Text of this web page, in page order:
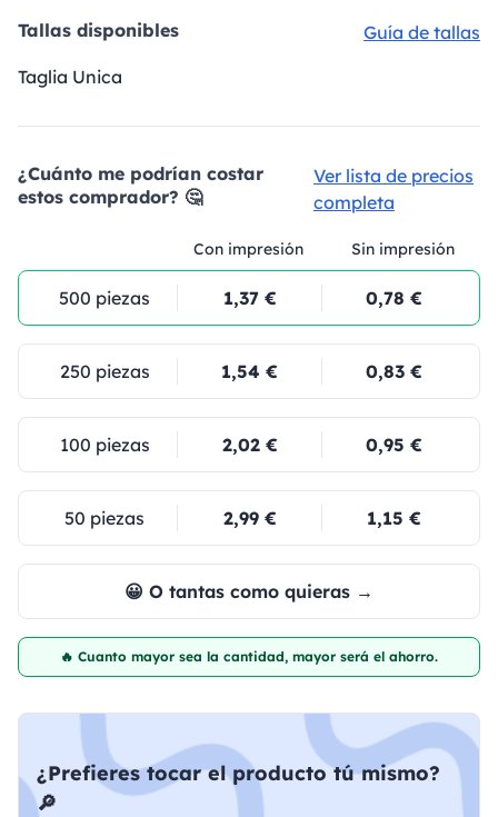
Tallas disponibles
Guía de tallas
Taglia Unica
¿Cuánto me podrían costar
estos comprador? 🤔
Ver lista de precios
completa
Con impresión Sin impresión
500 piezas 1,37 € 0,78 €
250 piezas 1,54 € 0,83 €
100 piezas 2,02 € 0,95 €
50 piezas 2,99 € 1,15 €
😀 O tantas como quieras →
🔥 Cuanto mayor sea la cantidad, mayor será el ahorro.
¿Prefieres tocar el producto tú mismo?
🔎